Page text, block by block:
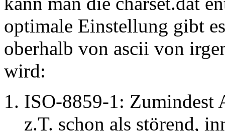
optimale Einstellung gibt
oberhalb von ascii von
wird:
ISO-8859-1: Zumindest
z.T. schon als störend,